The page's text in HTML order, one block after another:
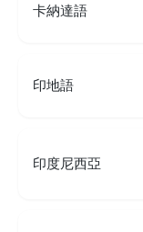
卡納達語
印地語
印度尼西亞